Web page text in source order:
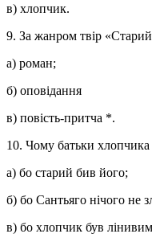
в) хлопчик.
9. За жанром твір
а) роман;
б) оповідання
в) повість-притча *.
10. Чому батьки хлопчика
а) бо старий бив його;
б) бо Сантьяго нічого не
в) бо хлопчик був